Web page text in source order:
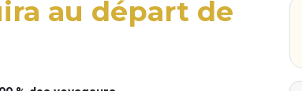
au départ de